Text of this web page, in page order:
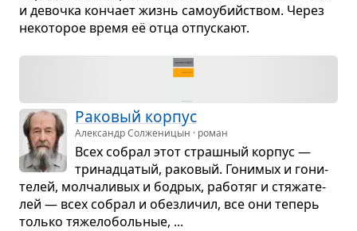
и девочка кон­чает жизнь само­убийством. Через
неко­то­рое время её отца отпус­кают.
Рако­вый кор­пус
Александр Солженицын · роман
Всех собрал этот страш­ный кор­пус —
три­на­дца­тый, рако­вый. Гони­мых и гони­
те­лей, мол­ча­ли­вых и бодрых, рабо­тяг и стя­жа­те­
лей — всех собрал и обез­ли­чил, все они теперь
только тяже­ло­боль­ные, ...